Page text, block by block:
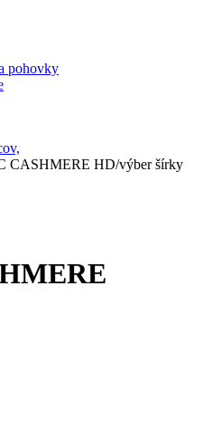
pohovky
CASHMERE HD/výber šírky